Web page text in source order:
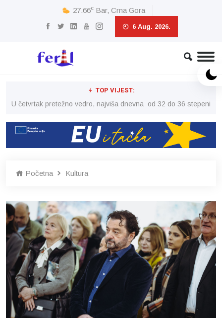
27.66c Bar, Crna Gora
6 Aug. 2026.
TOP VIJEST:
U četvrtak pretežno vedro, najviša dnevna od 32 do 36 stepeni
Početna Kultura